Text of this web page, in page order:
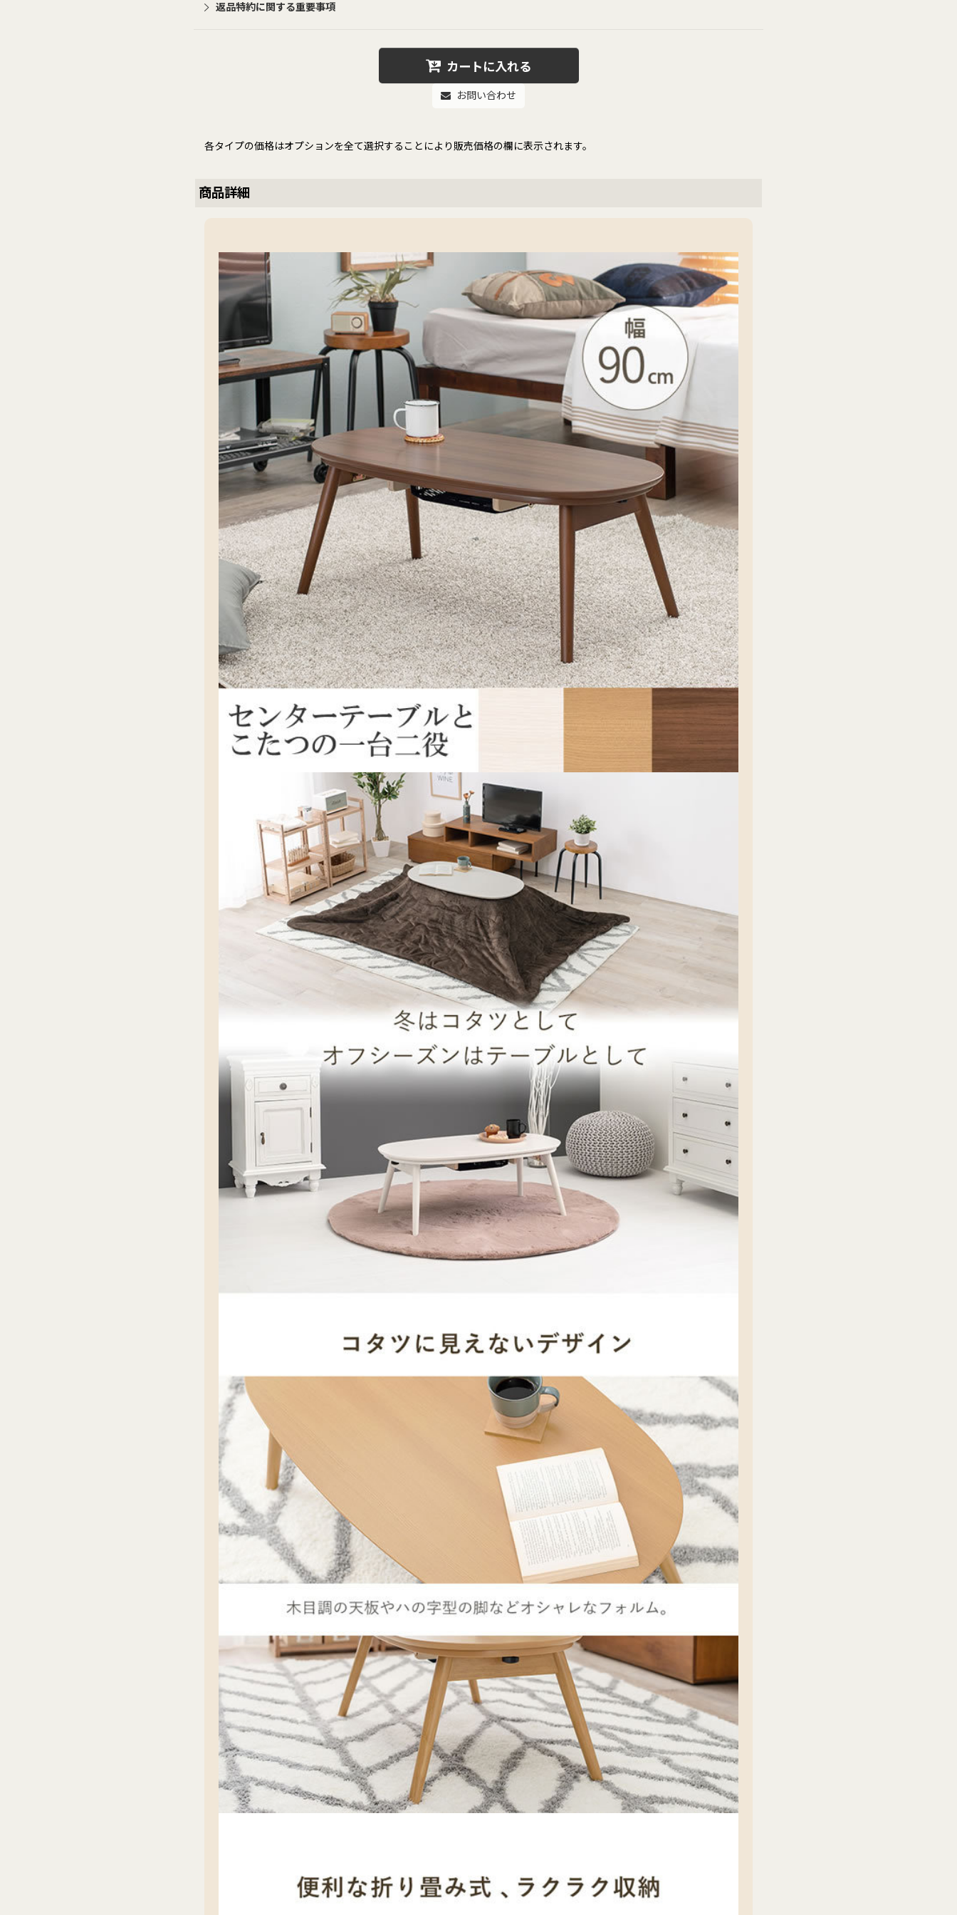
返品特約に関する重要事項
カートに入れる
お問い合わせ
各タイプの価格はオプションを全て選択することにより販売価格の欄に表示されます。
商品詳細